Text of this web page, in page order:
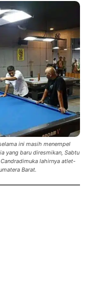
ini masih menempel
yang baru diresmikan, Sabtu
lahirnya atlet-
Barat.